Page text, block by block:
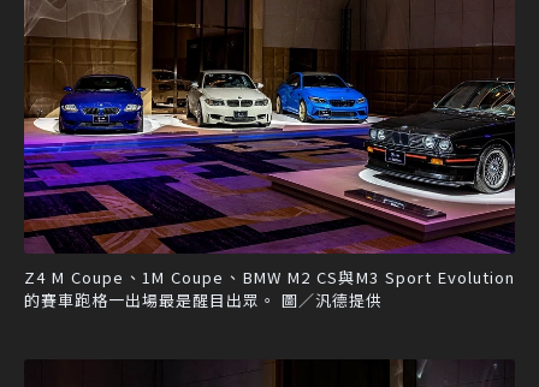
Z4 M Coupe、1M Coupe、BMW M2 CS與M3 Sport Evolution
的賽車跑格一出場最是醒目出眾。 圖／汎德提供